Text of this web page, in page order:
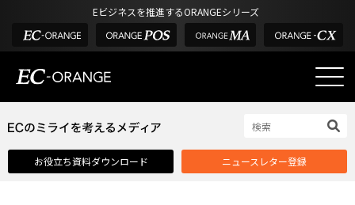
Eビジネスを推進するORANGEシリーズ
選ばれる理由
お役立ち資料ダウンロード ニュースレター登録